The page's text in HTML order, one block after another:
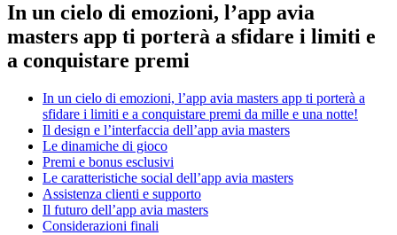
In un cielo di emozioni, l’app avia
masters app ti porterà a sfidare i limiti e
a conquistare premi
In un cielo di emozioni, l’app avia masters app ti porterà a
sfidare i limiti e a conquistare premi da mille e una notte!
Il design e l’interfaccia dell’app avia masters
Le dinamiche di gioco
Premi e bonus esclusivi
Le caratteristiche social dell’app avia masters
Assistenza clienti e supporto
Il futuro dell’app avia masters
Considerazioni finali